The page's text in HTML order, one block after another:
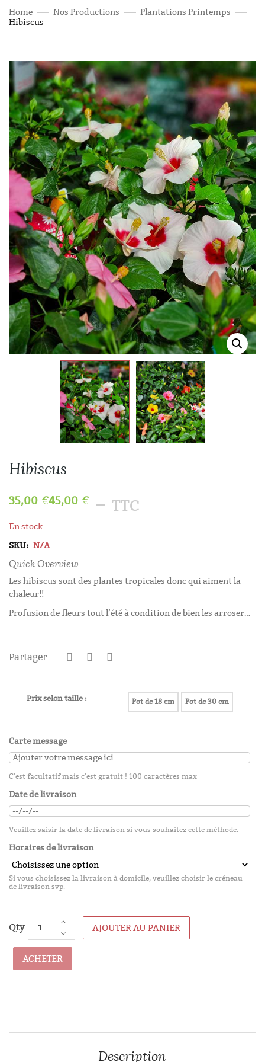
Home Nos Productions
Plantations Printemps
Hibiscus
Hibiscus
35,00 € –
45,00 € TTC
En stock
SKU: N/A
Quick Overview
Les hibiscus sont des plantes tropicales donc qui aiment la
chaleur!!
Profusion de fleurs tout l’été à condition de bien les arroser…
Partager
Prix selon taille : Pot de 18 cm Pot de 30 cm
Carte message
C'est facultatif mais c'est gratuit ! 100 caractères max
Date de livraison
Veuillez saisir la date de livraison si vous souhaitez cette méthode.
Horaires de livraison
Si vous choisissez la livraison à domicile, veuillez choisir le créneau
de livraison svp.
AJOUTER AU PANIER
ACHETER
Description